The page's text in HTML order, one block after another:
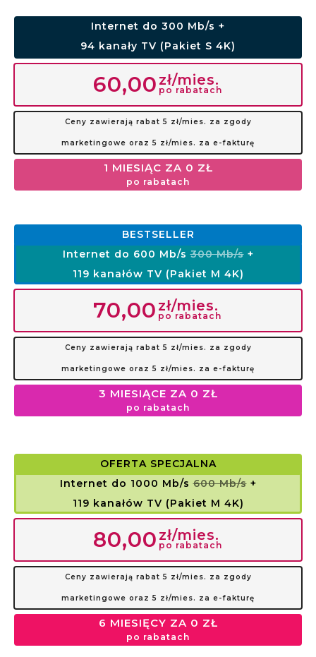
Internet do 300 Mb/s +
94 kanały TV (Pakiet S 4K)
60,00 zł/mies.
po rabatach
Ceny zawierają rabat 5 zł/mies. za zgody
marketingowe oraz 5 zł/mies. za e-fakturę
1 MIESIĄC ZA 0 ZŁ
po rabatach
BESTSELLER
Internet do 600 Mb/s300 Mb/s+
119 kanałów TV (Pakiet M 4K)
70,00 zł/mies.
po rabatach
Ceny zawierają rabat 5 zł/mies. za zgody
marketingowe oraz 5 zł/mies. za e-fakturę
3 MIESIĄCE ZA 0 ZŁ
po rabatach
OFERTA SPECJALNA
Internet do 1000 Mb/s600 Mb/s+
119 kanałów TV (Pakiet M 4K)
80,00 zł/mies.
po rabatach
Ceny zawierają rabat 5 zł/mies. za zgody
marketingowe oraz 5 zł/mies. za e-fakturę
6 MIESIĘCY ZA 0 ZŁ
po rabatach